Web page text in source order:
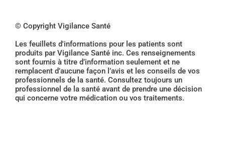
© Copyright Vigilance Santé
Les feuillets d'informations pour les patients sont
produits par Vigilance Santé inc. Ces renseignements
sont fournis à titre d’information seulement et ne
remplacent d’aucune façon l’avis et les conseils de vos
professionnels de la santé. Consultez toujours un
professionnel de la santé avant de prendre une décision
qui concerne votre médication ou vos traitements.